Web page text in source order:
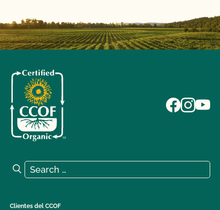
Search for:
Search
Clientes del CCOF